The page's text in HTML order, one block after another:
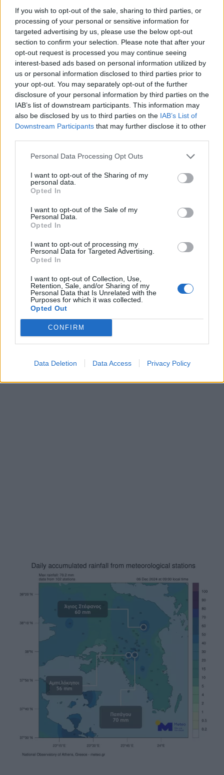
If you wish to opt-out of the sale, sharing to third parties, or
processing of your personal or sensitive information for
targeted advertising by us, please use the below opt-out
section to confirm your selection. Please note that after your
opt-out request is processed you may continue seeing
interest-based ads based on personal information utilized by
us or personal information disclosed to third parties prior to
your opt-out. You may separately opt-out of the further
disclosure of your personal information by third parties on the
IAB’s list of downstream participants. This information may
also be disclosed by us to third parties on the IAB’s List of
Downstream Participants that may further disclose it to other
Personal Data Processing Opt Outs
I want to opt-out of the Sharing of my
personal data.
Opted In
I want to opt-out of the Sale of my
Personal Data.
Opted In
I want to opt-out of processing my
Personal Data for Targeted Advertising.
Opted In
I want to opt-out of Collection, Use,
Retention, Sale, and/or Sharing of my
Personal Data that Is Unrelated with the
Purposes for which it was collected.
Opted Out
CONFIRM
Data Deletion Data Access Privacy Policy
Η σημερινή βροχή από meteo
Βροχές και τοπικές καταιγίδες εκδηλώνονται
Αττική όπου τοπικά έχουν σημειωθεί
σημαντικά ύψη βροχής.
Σύμφωνα με τις καταγραφές στο δίκτυο
αυτόματων μετεωρολογικών σταθμών του
meteo.gr / Εθνικού Αστεροσκοπείου Αθηνών το
09:00 της Παρασκευής 06/12 έχει σημειωθεί
στο μετεωρολογικό σταθμό στου Παπάγου με
70 mm.